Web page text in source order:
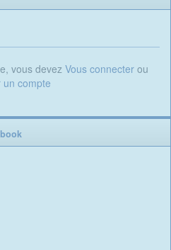
vous devez Vous connecterou
un compte